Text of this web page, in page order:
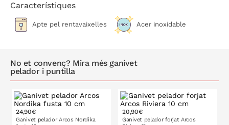
Arcos,amb fabricació 100% a Albacete (Espanya) des de 1875
suposa una garantia total de compra.
susceptibles de certa oxidació amb la humitat, i perquè els cops
al'interior del rentavaixelles poden malmetre el seu full i
esmolat.
Característiques
Apte pel rentavaixelles Acer inoxidable
No et convenç? Mira més ganivet
pelador i puntilla
24,90€
Ganivet pelador Arcos Nordika
20,90€
Ganivet pelador forjat Arcos